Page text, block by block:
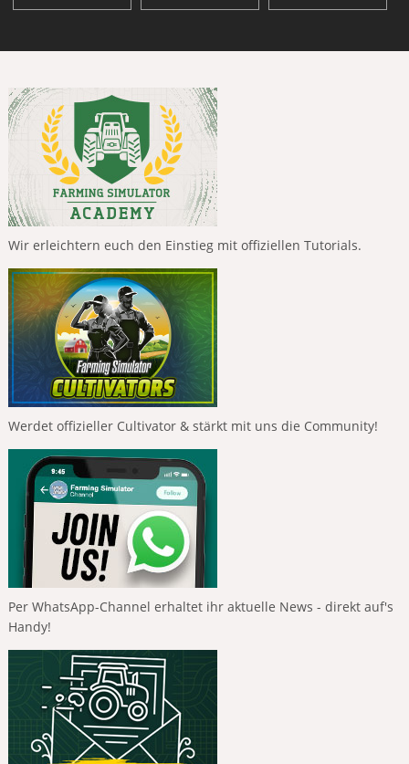
Wir erleichtern euch den Einstieg mit offiziellen Tutorials.
Werdet offizieller Cultivator & stärkt mit uns die Community!
Per WhatsApp-Channel erhaltet ihr aktuelle News - direkt auf's
Handy!